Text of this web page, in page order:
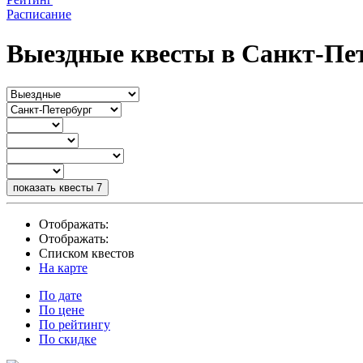
Расписание
Выездные квесты в Санкт-
показать квесты 7
Отображать:
Отображать:
Списком квестов
На карте
По дате
По цене
По рейтингу
По скидке